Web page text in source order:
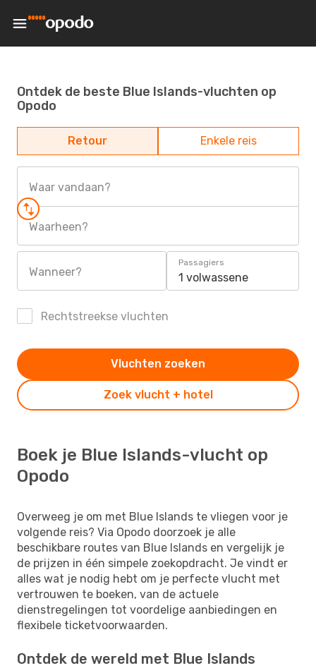
Ontdek de beste Blue Islands-vluchten op
Opodo
Retour Enkele reis
Waar vandaan?
Waarheen?
Wanneer?
Passagiers
1 volwassene
Rechtstreekse vluchten
Zoek vlucht + hotel
Vluchten zoeken
Boek je Blue Islands-vlucht op
Opodo
Overweeg je om met Blue Islands te vliegen voor je
volgende reis? Via Opodo doorzoek je alle
beschikbare routes van Blue Islands en vergelijk je
de prijzen in één simpele zoekopdracht. Je vindt er
alles wat je nodig hebt om je perfecte vlucht met
vertrouwen te boeken, van de actuele
dienstregelingen tot voordelige aanbiedingen en
flexibele ticketvoorwaarden.
Ontdek de wereld met Blue Islands